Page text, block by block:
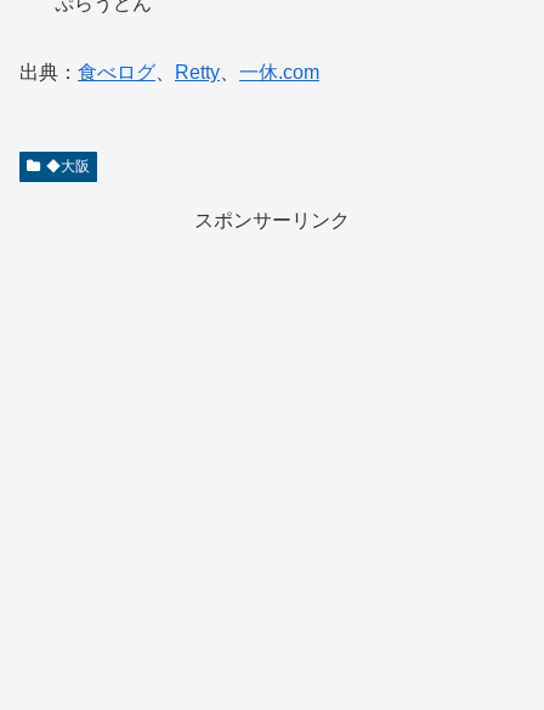
出典： 食べログ Retty 一休.com
◆大阪
スポンサーリンク